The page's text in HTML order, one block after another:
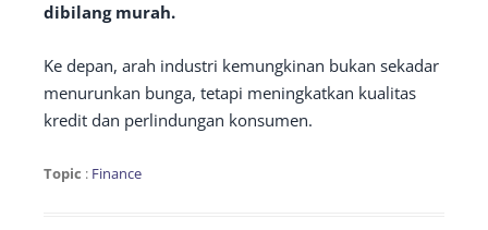
dibilang murah.
Ke depan, arah industri kemungkinan bukan sekadar
menurunkan bunga, tetapi meningkatkan kualitas
kredit dan perlindungan konsumen.
Topic : Finance